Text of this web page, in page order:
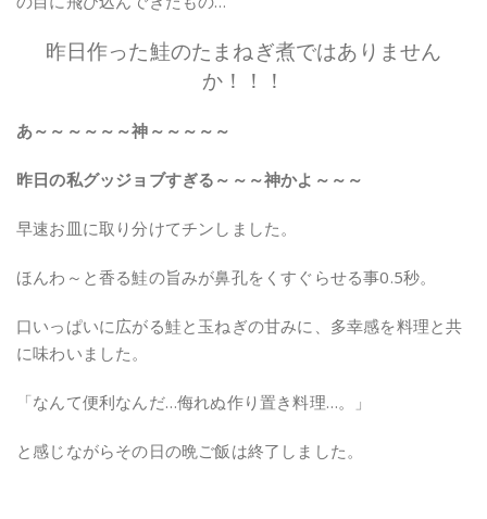
昨日作った鮭のたまねぎ煮ではありません
か！！！
あ～～～～～～神～～～～～
昨日の私グッジョブすぎる～～～神かよ～～～
早速お皿に取り分けてチンしました。
ほんわ～と香る鮭の旨みが鼻孔をくすぐらせる事0.5秒。
口いっぱいに広がる鮭と玉ねぎの甘みに、多幸感を料理と共
に味わいました。
「なんて便利なんだ…侮れぬ作り置き料理…。」
と感じながらその日の晩ご飯は終了しました。